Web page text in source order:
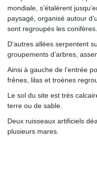
mondiale, s’étalèrent
paysagé, organisé autour
sont regroupés les conifères.
D’autres allées serpentent
groupements d’arbres,
Ainsi à gauche de l’entrée
frênes, lilas et troènes
Le sol du site est très
terre ou de sable.
Deux ruisseaux artificiels
plusieurs mares.